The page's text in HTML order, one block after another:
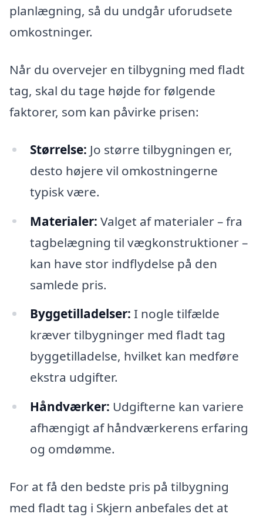
planlægning, så du undgår uforudsete
omkostninger.
Når du overvejer en tilbygning med fladt
tag, skal du tage højde for følgende
faktorer, som kan påvirke prisen:
Størrelse: Jo større tilbygningen er,
desto højere vil omkostningerne
typisk være.
Materialer: Valget af materialer – fra
tagbelægning til vægkonstruktioner –
kan have stor indflydelse på den
samlede pris.
Byggetilladelser: I nogle tilfælde
kræver tilbygninger med fladt tag
byggetilladelse, hvilket kan medføre
ekstra udgifter.
Håndværker: Udgifterne kan variere
afhængigt af håndværkerens erfaring
og omdømme.
For at få den bedste pris på tilbygning
med fladt tag i Skjern anbefales det at